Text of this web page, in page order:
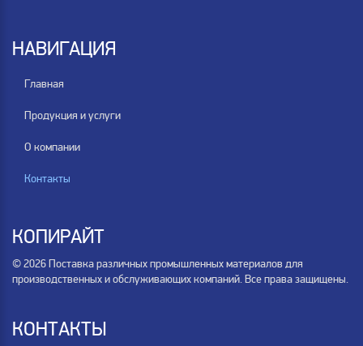
НАВИГАЦИЯ
Главная
Продукция и услуги
О компании
Контакты
КОПИРАЙТ
© 2026 Поставка различных промышленных материалов для
производственных и обслуживающих компаний. Все права защищены.
КОНТАКТЫ